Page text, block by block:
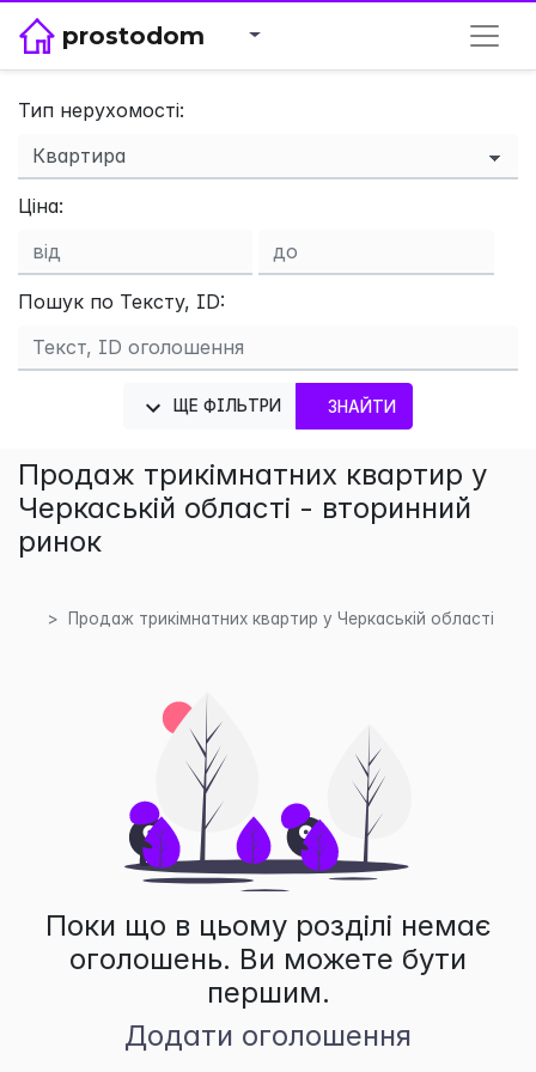
prostodom
Тип нерухомості:
Ціна:
Пошук по Тексту, ID:
ЩЕ ФІЛЬТРИ ЗНАЙТИ
Продаж трикімнатних квартир у
Черкаській області - вторинний
ринок
Продаж трикімнатних квартир у Черкаській області
Поки що в цьому розділі немає
оголошень. Ви можете бути
першим.
Додати оголошення
×